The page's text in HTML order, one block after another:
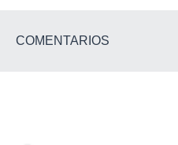
COMENTARIOS